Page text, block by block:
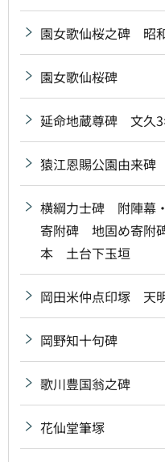
園女歌仙桜之碑 昭
園女歌仙桜碑
延命地蔵尊碑 文久3
猿江恩賜公園由来碑
横綱力士碑 附陣幕
寄附碑 地固め寄附
本 土台下玉垣
岡田米仲点印塚 天
岡野知十句碑
歌川豊国翁之碑
花仙堂筆塚